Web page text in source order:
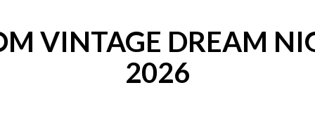
VINTAGE DREAM
2026